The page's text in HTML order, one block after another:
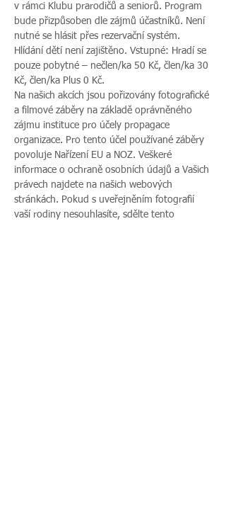
v rámci Klubu prarodičů a seniorů. Program
bude přizpůsoben dle zájmů účastníků. Není
nutné se hlásit přes rezervační systém.
Hlídání dětí není zajištěno. Vstupné: Hradí se
pouze pobytné – nečlen/ka 50 Kč, člen/ka 30
Kč, člen/ka Plus 0 Kč.
Na našich akcích jsou pořizovány fotografické
a filmové záběry na základě oprávněného
zájmu instituce pro účely propagace
organizace. Pro tento účel používané záběry
povoluje Nařízení EU a NOZ. Veškeré
informace o ochraně osobních údajů a Vašich
právech najdete na našich webových
stránkách. Pokud s uveřejněním fotografií
vaší rodiny nesouhlasíte, sdělte tento